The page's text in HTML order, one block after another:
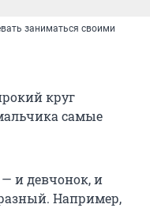
заниматься своими
круг
самые
и девчонок, и
Например,